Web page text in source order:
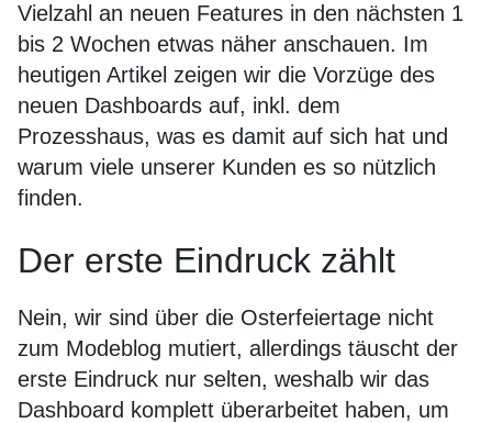
Vielzahl an neuen Features in den nächsten 1
bis 2 Wochen etwas näher anschauen. Im
heutigen Artikel zeigen wir die Vorzüge des
neuen Dashboards auf, inkl. dem
Prozesshaus, was es damit auf sich hat und
warum viele unserer Kunden es so nützlich
finden.
Der erste Eindruck zählt
Nein, wir sind über die Osterfeiertage nicht
zum Modeblog mutiert, allerdings täuscht der
erste Eindruck nur selten, weshalb wir das
Dashboard komplett überarbeitet haben, um